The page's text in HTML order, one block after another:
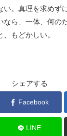
い。真理を求めず
なら、一体、何の
もどかしい。
シェアする
Facebook
LINE